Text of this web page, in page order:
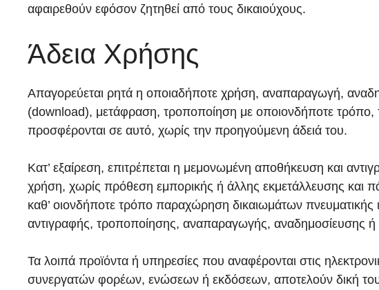
αφαιρεθούν εφόσον ζητηθεί από τους δικαιούχους.
Άδεια Χρήσης
Απαγορεύεται ρητά η οποιαδήποτε χρήση, αναπαραγωγή,
(download), μετάφραση, τροποποίηση με οποιονδήποτε τρόπο,
προσφέρονται σε αυτό, χωρίς την προηγούμενη άδειά του.
Κατ’ εξαίρεση, επιτρέπεται η μεμονωμένη αποθήκευση και
χρήση, χωρίς πρόθεση εμπορικής ή άλλης εκμετάλλευσης και
καθ’ οιονδήποτε τρόπο παραχώρηση δικαιωμάτων
αντιγραφής, τροποποίησης, αναπαραγωγής, αναδημοσίευσης
Τα λοιπά προϊόντα ή υπηρεσίες που αναφέρονται στις
συνεργατών φορέων, ενώσεων ή εκδόσεων, αποτελούν δική τους